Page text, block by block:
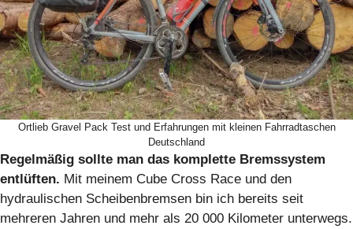
Ortlieb Gravel Pack Test und Erfahrungen mit kleinen Fahrradtaschen
Deutschland
Regelmäßig sollte man das komplette Bremssystem
entlüften. Mit meinem Cube Cross Race und den
hydraulischen Scheibenbremsen bin ich bereits seit
mehreren Jahren und mehr als 20 000 Kilometer unterwegs.